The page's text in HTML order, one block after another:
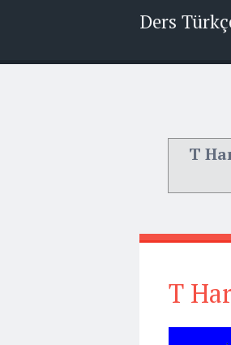
Ders
T
T